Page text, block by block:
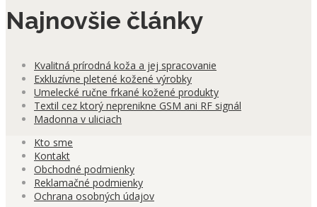
Najnovšie články
Kvalitná prírodná koža a jej spracovanie
Exkluzívne pletené kožené výrobky
Umelecké ručne frkané kožené produkty
Textil cez ktorý neprenikne GSM ani RF signál
Madonna v uliciach
Kto sme
Kontakt
Obchodné podmienky
Reklamačné podmienky
Ochrana osobných údajov